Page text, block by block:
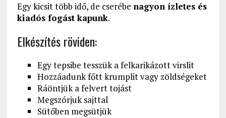
Egy kicsit több idő, de cserébe nagyon ízletes és
kiadós fogást kapunk.
Elkészítés röviden:
Egy tepsibe tesszük a felkarikázott virslit
Hozzáadunk főtt krumplit vagy zöldségeket
Ráöntjük a felvert tojást
Megszórjuk sajttal
Sütőben megsütjük